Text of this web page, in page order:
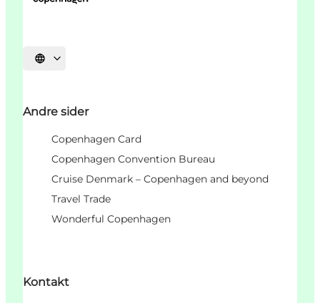
Vælg sprog
Andre sider
Copenhagen Card
Copenhagen Convention Bureau
Cruise Denmark – Copenhagen and beyond
Travel Trade
Wonderful Copenhagen
Kontakt